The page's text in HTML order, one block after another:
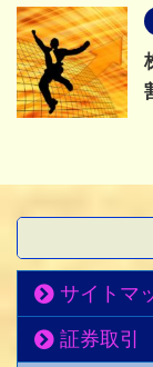
サイトマ
証券取引